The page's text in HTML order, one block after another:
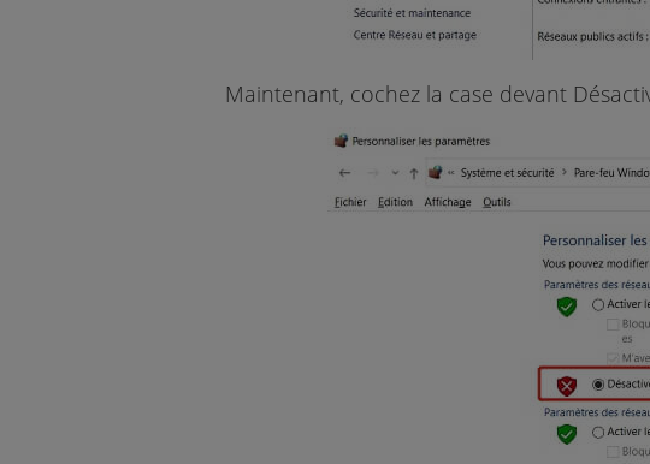
Maintenant, cochez la case devant